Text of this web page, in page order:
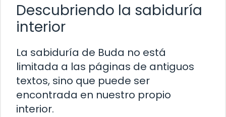
Descubriendo la sabiduría
interior
La sabiduría de Buda no está
limitada a las páginas de antiguos
textos, sino que puede ser
encontrada en nuestro propio
interior.